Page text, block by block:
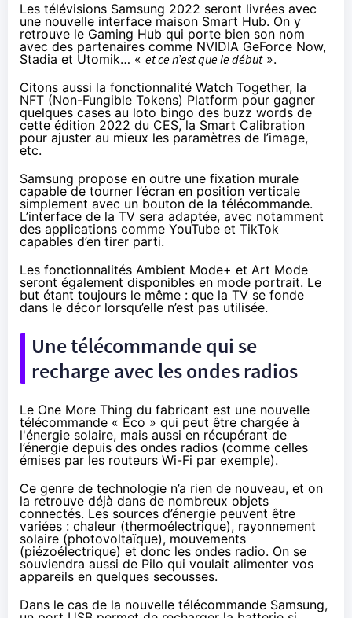
Les télévisions Samsung 2022 seront livrées avec
une nouvelle interface maison Smart Hub. On y
retrouve le Gaming Hub qui porte bien son nom
avec des partenaires comme NVIDIA GeForce Now,
Stadia et Utomik… « et ce n’est que le début».
Citons aussi la fonctionnalité Watch Together, la
NFT (Non-Fungible Tokens) Platform pour gagner
quelques cases au loto bingo des buzz words de
cette édition 2022 du CES, la Smart Calibration
pour ajuster au mieux les paramètres de l’image,
etc.
Samsung propose en outre une fixation murale
capable de tourner l’écran en position verticale
simplement avec un bouton de la télécommande.
L’interface de la TV sera adaptée, avec notamment
des applications comme YouTube et TikTok
capables d’en tirer parti.
Les fonctionnalités Ambient Mode+ et Art Mode
seront également disponibles en mode portrait. Le
but étant toujours le même : que la TV se fonde
dans le décor lorsqu’elle n’est pas utilisée.
Une télécommande qui se
recharge avec les ondes radios
Le One More Thing du fabricant est une nouvelle
télécommande « Eco » qui peut être chargée à
l'énergie solaire, mais aussi en récupérant de
l’énergie depuis des ondes radios (comme celles
émises par les routeurs Wi-Fi par exemple).
Ce genre de technologie n’a rien de nouveau, et on
la retrouve déjà dans de nombreux objets
connectés. Les sources d’énergie peuvent être
variées : chaleur (thermoélectrique), rayonnement
solaire (photovoltaïque), mouvements
(piézoélectrique) et donc les ondes radio. On se
souviendra aussi de Pilo qui voulait alimenter vos
appareils en quelques secousses.
Dans le cas de la nouvelle télécommande Samsung,